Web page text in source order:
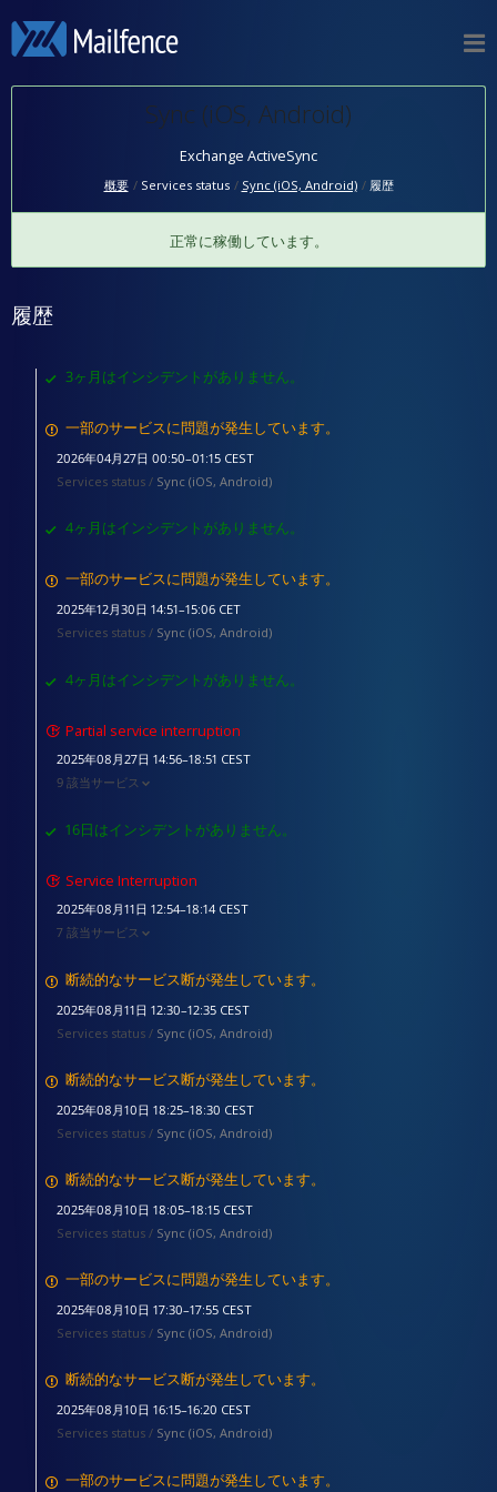
Sync (iOS, Android)
Exchange ActiveSync
概要 Services status Sync (iOS, Android) 履歴
正常に稼働しています。
履歴
3ヶ月はインシデントがありません。
一部のサービスに問題が発生しています。
2026年04月27日 00:50–01:15 CEST
Services status / Sync (iOS, Android)
4ヶ月はインシデントがありません。
一部のサービスに問題が発生しています。
2025年12月30日 14:51–15:06 CET
Services status / Sync (iOS, Android)
4ヶ月はインシデントがありません。
Partial service interruption
2025年08月27日 14:56–18:51 CEST
9 該当サービス
16日はインシデントがありません。
Service Interruption
2025年08月11日 12:54–18:14 CEST
7 該当サービス
断続的なサービス断が発生しています。
2025年08月11日 12:30–12:35 CEST
Services status / Sync (iOS, Android)
断続的なサービス断が発生しています。
2025年08月10日 18:25–18:30 CEST
Services status / Sync (iOS, Android)
断続的なサービス断が発生しています。
2025年08月10日 18:05–18:15 CEST
Services status / Sync (iOS, Android)
一部のサービスに問題が発生しています。
2025年08月10日 17:30–17:55 CEST
Services status / Sync (iOS, Android)
断続的なサービス断が発生しています。
2025年08月10日 16:15–16:20 CEST
Services status / Sync (iOS, Android)
一部のサービスに問題が発生しています。